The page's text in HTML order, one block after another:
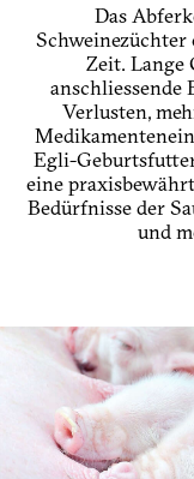
Das
Zeit. Lange
anschliessende
Verlusten,
Egli-
eine
Bedürfnisse der
und